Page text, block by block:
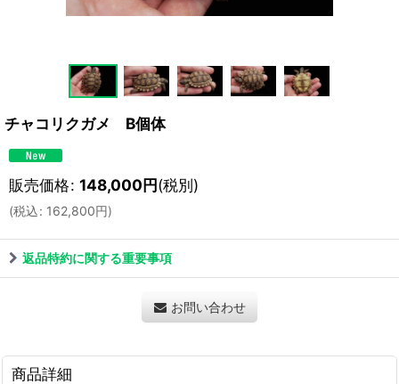
チャコリクガメ B個体
販売価格: 148,000円(税別)
(税込: 162,800円)
返品特約に関する重要事項
お問い合わせ
商品詳細